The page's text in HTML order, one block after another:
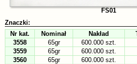
FS01
Znaczki:
Nr kat.
Nominał Nakład
3558
65gr 600.000 szt.
3559
65gr 600.000 szt.
3560
65gr 600.000 szt.